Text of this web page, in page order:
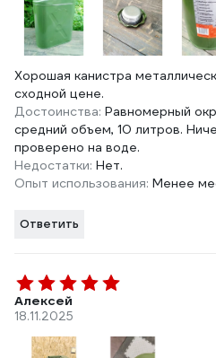
Хорошая канистра
сходной цене.
Достоинства: Равномерный
средний объем, 10 литров.
проверено на воде.
Недостатки: Нет.
Опыт использования: Менее
Ответить
Алексей
18.11.2025